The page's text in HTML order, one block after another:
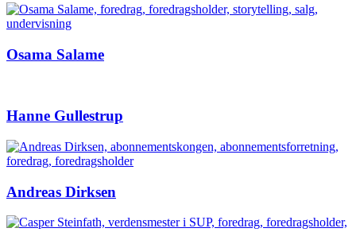
Osama Salame
Hanne Gullestrup
Andreas Dirksen